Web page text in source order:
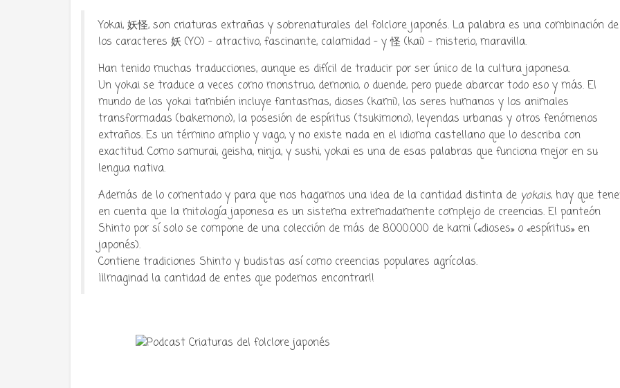
Yokai, 妖怪, son criaturas extrañas y sobrenaturales del folclore japonés. La palabra es una combinación de
los caracteres 妖 (YO) – atractivo, fascinante, calamidad – y 怪 (kai) – misterio, maravilla.
Han tenido muchas traducciones, aunque es difícil de traducir por ser único de la cultura japonesa.
Un yokai se traduce a veces como monstruo, demonio, o duende, pero puede abarcar todo eso y más. El
mundo de los yokai también incluye fantasmas, dioses (kami), los seres humanos y los animales
transformadas (bakemono), la posesión de espíritus (tsukimono), leyendas urbanas y otros fenómenos
extraños. Es un término amplio y vago, y no existe nada en el idioma castellano que lo describa con
exactitud. Como samurai, geisha, ninja, y sushi, yokai es una de esas palabras que funciona mejor en su
lengua nativa.
Además de lo comentado y para que nos hagamos una idea de la cantidad distinta de yokais, hay que
en cuenta que la mitología japonesa es un sistema extremadamente complejo de creencias. El panteón
Shinto por sí solo se compone de una colección de más de 8.000.000 de kami («dioses» o «espíritus» en
japonés).
Contiene tradiciones Shinto y budistas así como creencias populares agrícolas.
¡¡Imaginad la cantidad de entes que podemos encontrar!!